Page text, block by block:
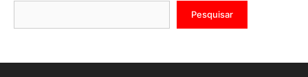
PesquisarPesquisar